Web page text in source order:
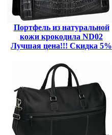
Портфель из натуральной
кожи крокодила ND02
Лучшая цена!!! Скидка 5%